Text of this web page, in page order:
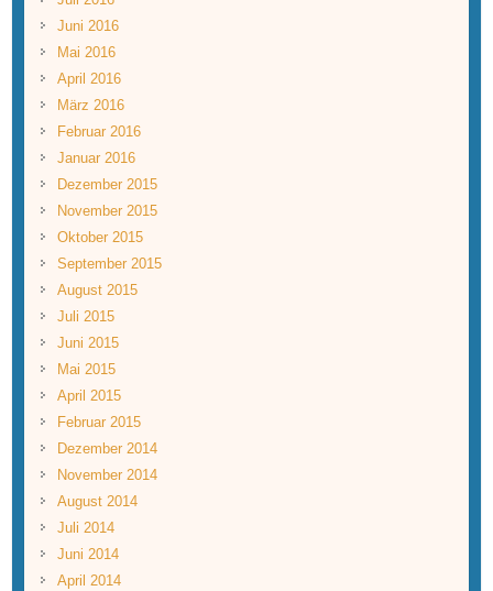
Juni 2016
Mai 2016
April 2016
März 2016
Februar 2016
Januar 2016
Dezember 2015
November 2015
Oktober 2015
September 2015
August 2015
Juli 2015
Juni 2015
Mai 2015
April 2015
Februar 2015
Dezember 2014
November 2014
August 2014
Juli 2014
Juni 2014
April 2014